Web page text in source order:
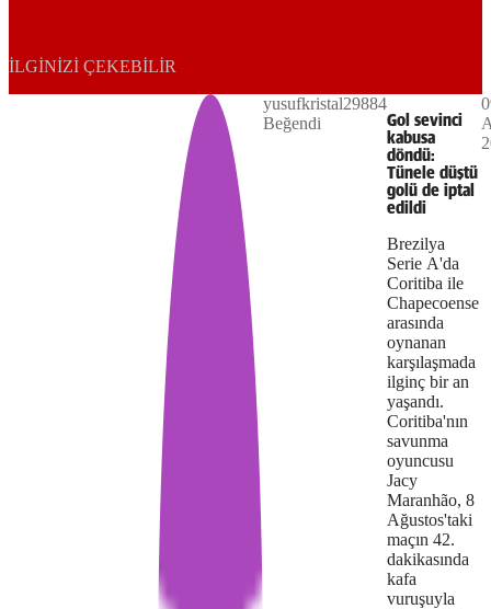
İLGINIZI ÇEKEBILIR
Play
Video
because
network
yusufkristal29884
Beğendi
Gol sevinci
kabusa
döndü:
Tünele düştü
golü de iptal
edildi
Brezilya
Serie A'da
Coritiba ile
Chapecoense
arasında
oynanan
karşılaşmada
ilginç bir an
yaşandı.
Coritiba'nın
savunma
oyuncusu
Jacy
Maranhão, 8
Ağustos'taki
maçın 42.
dakikasında
kafa
vuruşuyla